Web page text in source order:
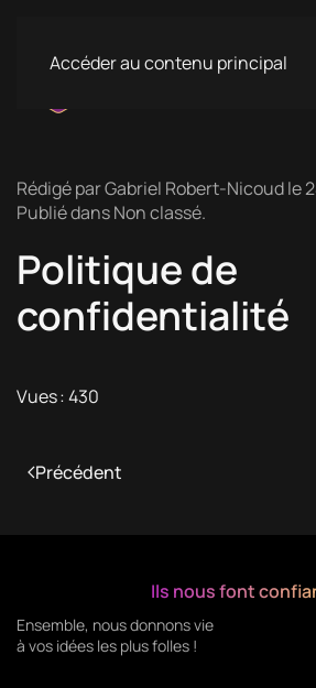
Accéder au contenu principal
Rédigé par Gabriel Robert-Nicoud le
Publié dansNon classé.
Politique de
confidentialité
Vues : 430
Précédent
Ils nous font
Ensemble, nous donnons vie
à vos idées les plus folles !